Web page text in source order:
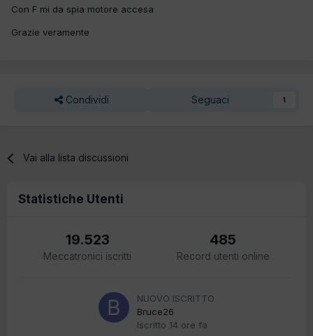
Con F mi da spia motore accesa
Grazie veramente
Condividi Seguaci 1
Vai alla lista discussioni
Statistiche Utenti
19.523
Meccatronici iscritti
485
Record utenti online
NUOVO ISCRITTO
Bruce26
Iscritto 14 ore fa